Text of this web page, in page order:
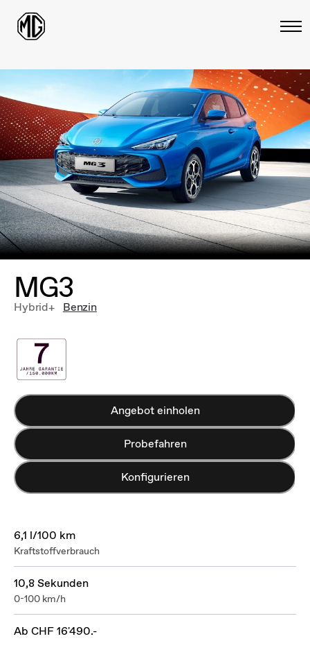
MG3
Hybrid+ Benzin
Angebot einholen
Probefahren
Konfigurieren
6,1 l/100 km
Kraftstoffverbrauch
10,8 Sekunden
0-100 km/h
Ab CHF 16'490.-